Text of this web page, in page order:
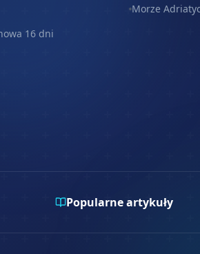
16 dni
Morze
Popularne artykuły